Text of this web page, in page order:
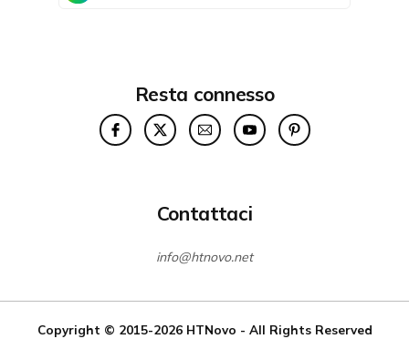
Resta connesso
Contattaci
info@htnovo.net
Copyright © 2015-2026 HTNovo - All Rights Reserved